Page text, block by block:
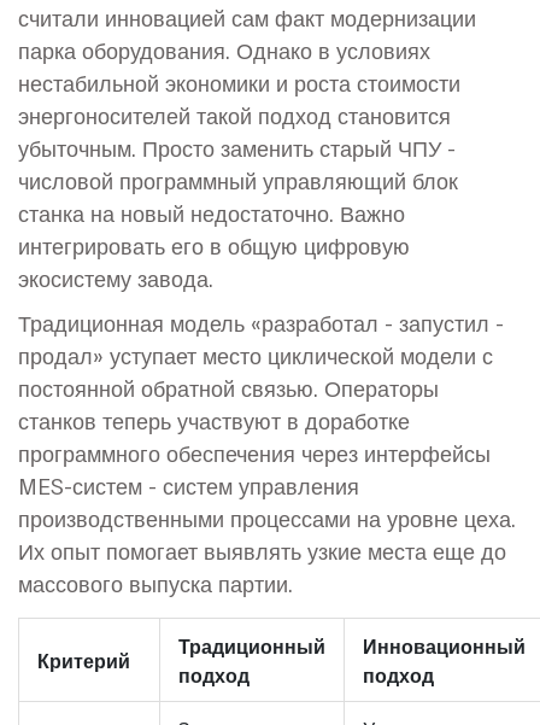
считали инновацией сам факт модернизации
парка оборудования. Однако в условиях
нестабильной экономики и роста стоимости
энергоносителей такой подход становится
убыточным. Просто заменить старый ЧПУ-
числовой программный управляющий блок
станка на новый недостаточно. Важно
интегрировать его в общую цифровую
экосистему завода.
Традиционная модель «разработал - запустил -
продал» уступает место циклической модели с
постоянной обратной связью. Операторы
станков теперь участвуют в доработке
программного обеспечения через интерфейсы
MES-систем - систем управления
производственными процессами на уровне цеха.
Их опыт помогает выявлять узкие места еще до
массового выпуска партии.
Критерий
Традиционный
подход
Инновационный
подход